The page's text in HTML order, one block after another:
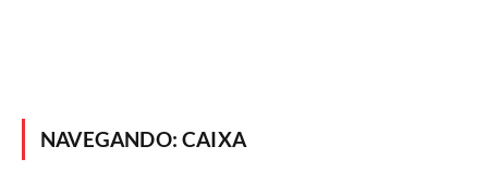
NAVEGANDO:CAIXA